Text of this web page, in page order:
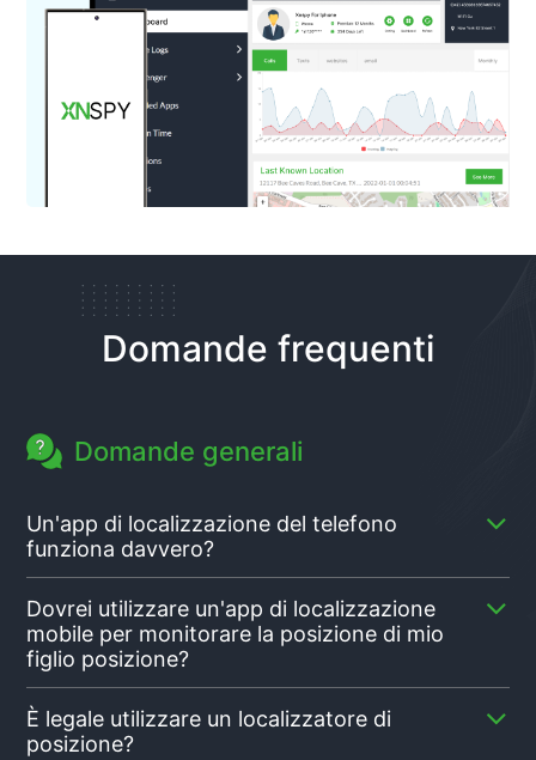
Domande frequenti
Domande generali
Un'app di localizzazione del telefono
funziona davvero?
XNSPY fornisce ai genitori informazioni precise sulla
posizione trasmettendo le coordinate a una
dashboard esterna. XNSPY in particolare integra le
coordinate con le informazioni come indirizzi, durata
dei soggiorni, collegamenti alle indicazioni stradali e
molto altro. Inoltre viene fornito con a
Dovrei utilizzare un'app di localizzazione
mobile per monitorare la posizione di mio
figlio posizione?
I bambini e gli adolescenti, in particolare, tendono a
comportarsi male e ad andare contro ciò che si dice.
Ad esempio, loro potrebbero andare in un posto
È legale utilizzare un localizzatore di
posizione?